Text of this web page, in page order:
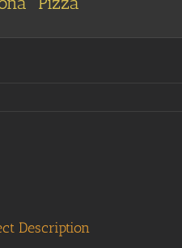
Description